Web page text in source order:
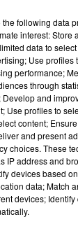
DE
que la
est à l'arrêt.
intense
the following data
interest: Store
data to
Use profiles
performance;
through
and
Use profiles to
content;
and present
choices. These
IP address and
devices based
data; Match
devices;